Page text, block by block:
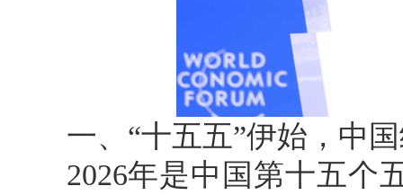
一、“十五五”伊始，中
2026年是中国第十五个